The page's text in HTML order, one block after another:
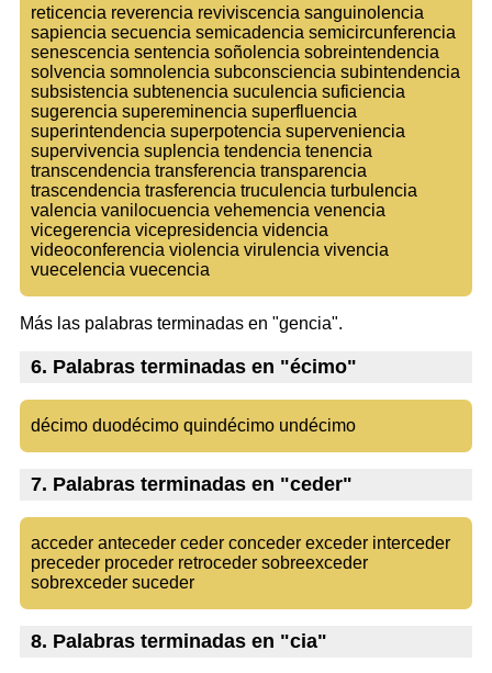
reticencia reverencia reviviscencia sanguinolencia
sapiencia secuencia semicadencia semicircunferencia
senescencia sentencia soñolencia sobreintendencia
solvencia somnolencia subconsciencia subintendencia
subsistencia subtenencia suculencia suficiencia
sugerencia supereminencia superfluencia
superintendencia superpotencia superveniencia
supervivencia suplencia tendencia tenencia
transcendencia transferencia transparencia
trascendencia trasferencia truculencia turbulencia
valencia vanilocuencia vehemencia venencia
vicegerencia vicepresidencia videncia
videoconferencia violencia virulencia vivencia
vuecelencia vuecencia
Más las palabras terminadas en "gencia".
6. Palabras terminadas en "écimo"
décimo duodécimo quindécimo undécimo
7. Palabras terminadas en "ceder"
acceder anteceder ceder conceder exceder interceder
preceder proceder retroceder sobreexceder
sobrexceder suceder
8. Palabras terminadas en "cia"